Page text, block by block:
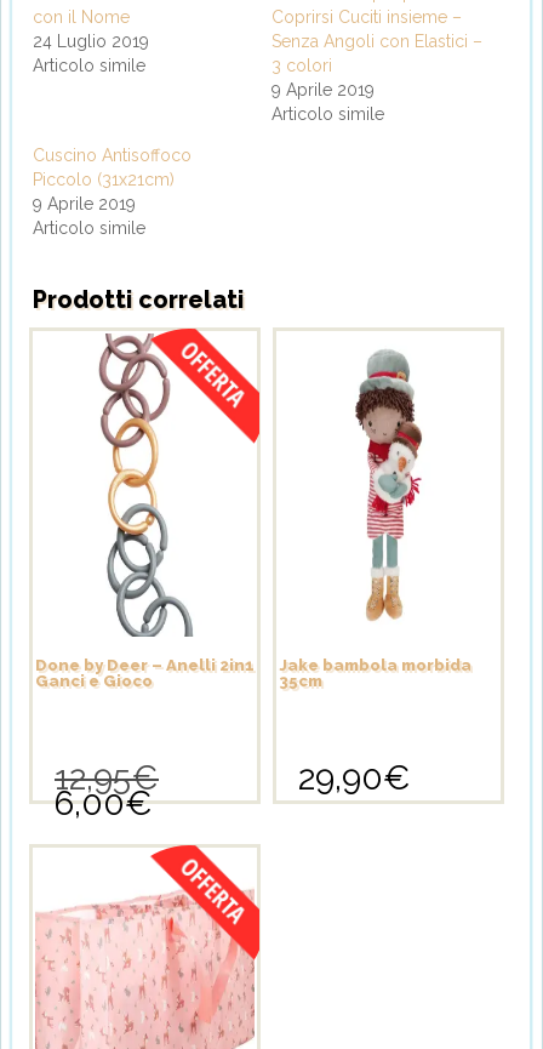
con il Nome
24 Luglio 2019
Articolo simile
Coprirsi Cuciti insieme –
Senza Angoli con Elastici –
3 colori
9 Aprile 2019
Articolo simile
Cuscino Antisoffoco
Piccolo (31x21cm)
9 Aprile 2019
Articolo simile
Prodotti correlati
Done by Deer – Anelli 2in1
Ganci e Gioco
12,95€Il
prezzo
era:
12,95€.
6,00€Il
attuale
è:
6,00€.
Jake bambola morbida
35cm
29,90€